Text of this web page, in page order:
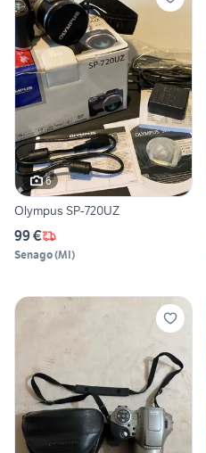
6
Olympus SP-720UZ
99 €
Senago(MI)